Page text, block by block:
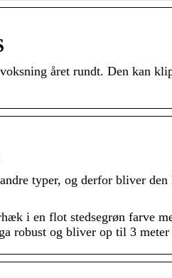
året rundt. Den kan
typer, og derfor bliver den
i en flot stedsegrøn farve
robust og bliver op til 3